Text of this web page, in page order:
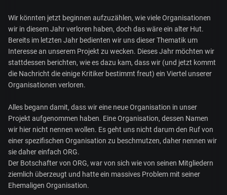
Wir könnten jetzt beginnen aufzuzählen, wie viele Organisationen
wir in diesem Jahr verloren haben, doch das wäre ein alter Hut.
Bereits im letzten Jahr bedienten wir uns dieser Thematik um
Interesse an unserem Projekt zu wecken. Dieses Jahr möchten wir
stattdessen berichten, wie es dazu kam, dass wir (und jetzt kommt
die Nachricht die einige Kritiker bestimmt freut) ein Viertel unserer
Organisationen verloren.
Alles begann damit, dass wir eine neue Organisation in unser
Projekt aufgenommen haben. Eine Organisation, dessen Namen
wir hier nicht nennen wollen. Es geht uns nicht darum den Ruf von
einer spezifischen Organisation zu beschmutzen, daher nennen wir
sie daher einfach ORG.
Der Botschafter von ORG, war von sich wie von seinen Mitgliedern
ziemlich überzeugt und hatte ein massives Problem mit seiner
Ehemaligen Organisation.